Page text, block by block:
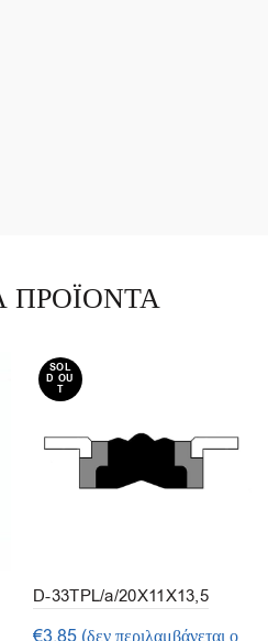
ΠΡΟΪΌΝΤΑ
SOL
D OU
T
D-33TPL/a/20X11X13,5
(1τμ.)